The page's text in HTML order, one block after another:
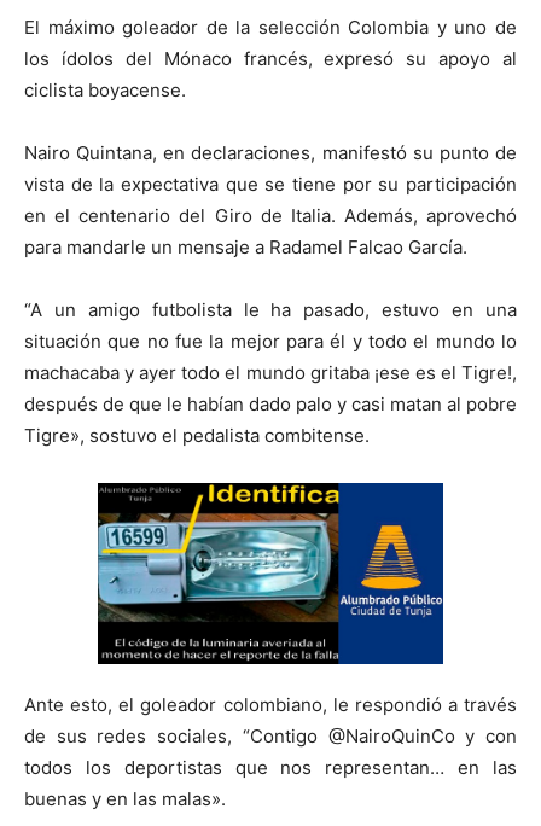
FacebookWhatsApp
El máximo goleador de la selección Colombia y uno de
los ídolos del Mónaco francés, expresó su apoyo al
ciclista boyacense.
Nairo Quintana, en declaraciones, manifestó su punto de
vista de la expectativa que se tiene por su participación
en el centenario del Giro de Italia. Además, aprovechó
para mandarle un mensaje a Radamel Falcao García.
“A un amigo futbolista le ha pasado, estuvo en una
situación que no fue la mejor para él y todo el mundo lo
machacaba y ayer todo el mundo gritaba ¡ese es el Tigre!,
después de que le habían dado palo y casi matan al pobre
Tigre», sostuvo el pedalista combitense.
Ante esto, el goleador colombiano, le respondió a través
de sus redes sociales, “Contigo @NairoQuinCo y con
todos los deportistas que nos representan… en las
buenas y en las malas».